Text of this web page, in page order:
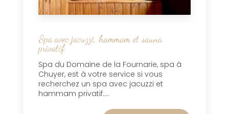
Spa avec jacuzzi, hammam et sauna
privatif
Spa du Domaine de la Fournarie, spa à
Chuyer, est à votre service si vous
recherchez un spa avec jacuzzi et
hammam privatif....